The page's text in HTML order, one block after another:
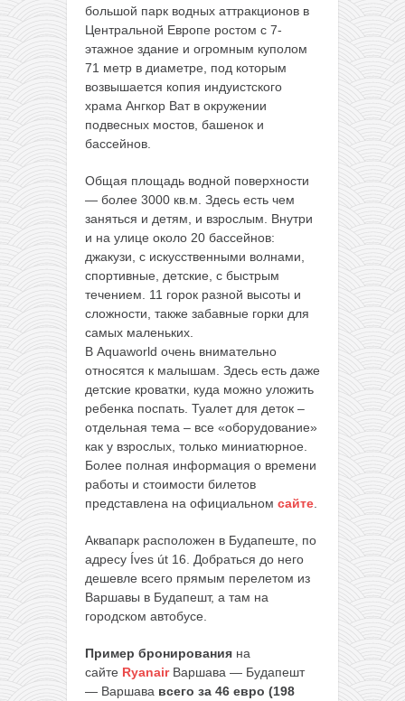
большой парк водных аттракционов в
Центральной Европе ростом с 7-
этажное здание и огромным куполом
71 метр в диаметре, под которым
возвышается копия индуистского
храма Ангкор Ват в окружении
подвесных мостов, башенок и
бассейнов.
Общая площадь водной поверхности
— более 3000 кв.м. Здесь есть чем
заняться и детям, и взрослым. Внутри
и на улице около 20 бассейнов:
джакузи, с искусственными волнами,
спортивные, детские, с быстрым
течением. 11 горок разной высоты и
сложности, также забавные горки для
самых маленьких.
В Aquaworld очень внимательно
относятся к малышам. Здесь есть даже
детские кроватки, куда можно уложить
ребенка поспать. Туалет для деток –
отдельная тема – все «оборудование»
как у взрослых, только миниатюрное.
Более полная информация о времени
работы и стоимости билетов
представлена на официальном сайте
Аквапарк расположен в Будапеште, по
адресу Íves út 16. Добраться до него
дешевле всего прямым перелетом из
Варшавы в Будапешт, а там на
городском автобусе.
Пример бронирования на
сайте Ryanair Варшава — Будапешт
— Варшава всего за 46 евро (198